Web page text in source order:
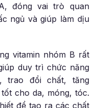
đóng vai trò quan
ngủ và giúp làm dịu
vitamin nhóm B rất
duy trì chức năng
trao đổi chất, tăng
cho da, móng, tóc.
để tạo ra các chất